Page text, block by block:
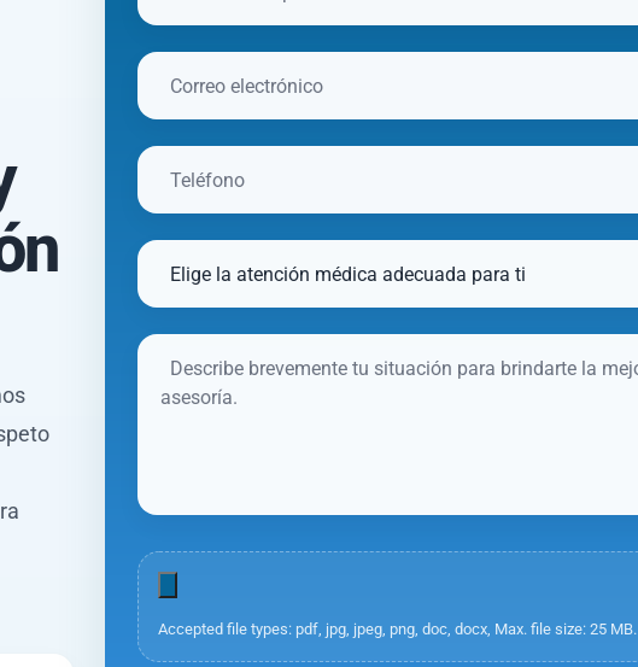
Accepted file types: pdf, jpg, jpeg, png, doc, docx, Max. file size: 25 MB.